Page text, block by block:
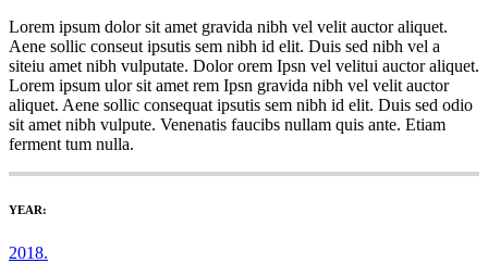
Lorem ipsum dolor sit amet gravida nibh vel velit auctor aliquet.
Aene sollic conseut ipsutis sem nibh id elit. Duis sed nibh vel a
siteiu amet nibh vulputate. Dolor orem Ipsn vel velitui auctor aliquet.
Lorem ipsum ulor sit amet rem Ipsn gravida nibh vel velit auctor
aliquet. Aene sollic consequat ipsutis sem nibh id elit. Duis sed odio
sit amet nibh vulpute. Venenatis faucibs nullam quis ante. Etiam
ferment tum nulla.
YEAR:
2018.